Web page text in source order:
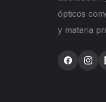
ópticos
y materia